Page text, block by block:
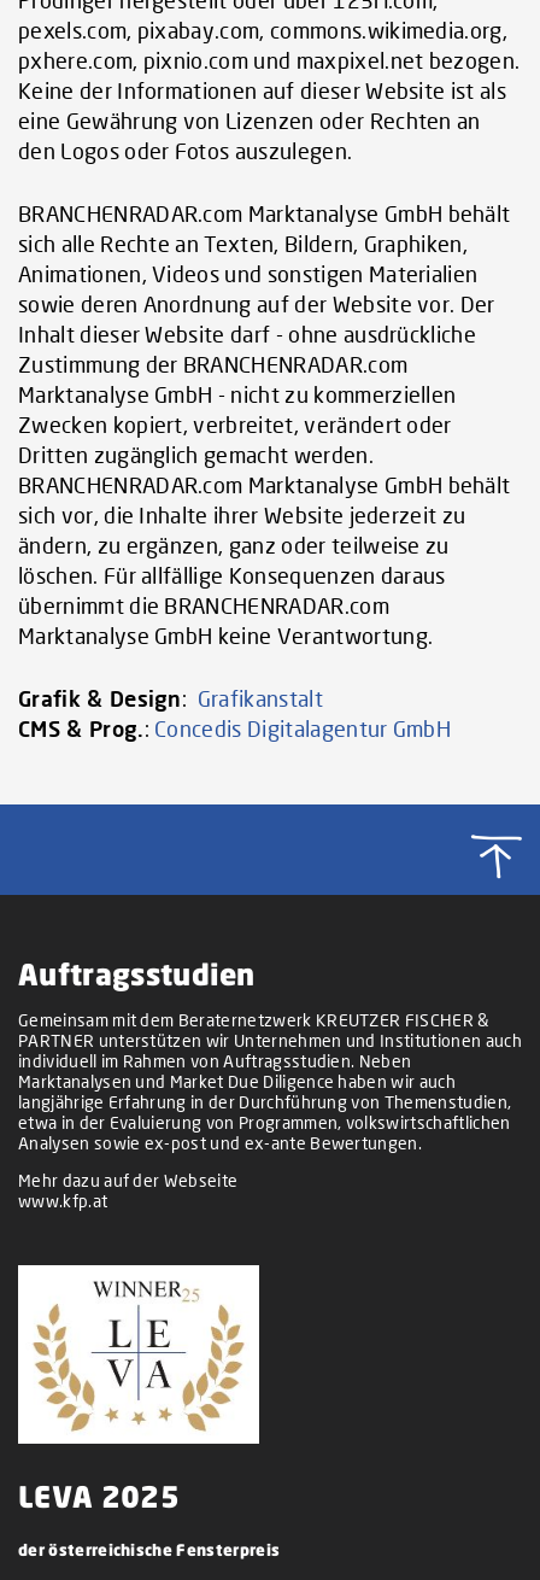
pexels.com, pixabay.com, commons.wikimedia.org,
pxhere.com, pixnio.com und maxpixel.net bezogen.
Keine der Informationen auf dieser Website ist als
eine Gewährung von Lizenzen oder Rechten an
den Logos oder Fotos auszulegen.
BRANCHENRADAR.com Marktanalyse GmbH behält
sich alle Rechte an Texten, Bildern, Graphiken,
Animationen, Videos und sonstigen Materialien
sowie deren Anordnung auf der Website vor. Der
Inhalt dieser Website darf - ohne ausdrückliche
Zustimmung der BRANCHENRADAR.com
Marktanalyse GmbH - nicht zu kommerziellen
Zwecken kopiert, verbreitet, verändert oder
Dritten zugänglich gemacht werden.
BRANCHENRADAR.com Marktanalyse GmbH behält
sich vor, die Inhalte ihrer Website jederzeit zu
ändern, zu ergänzen, ganz oder teilweise zu
löschen. Für allfällige Konsequenzen daraus
übernimmt die BRANCHENRADAR.com
Marktanalyse GmbH keine Verantwortung.
Grafik & Design: Grafikanstalt
CMS & Prog.: Concedis Digitalagentur GmbH
Auftragsstudien
Gemeinsam mit dem Beraternetzwerk KREUTZER FISCHER &
PARTNER unterstützen wir Unternehmen und Institutionen auch
individuell im Rahmen von Auftragsstudien. Neben
Marktanalysen und Market Due Diligence haben wir auch
langjährige Erfahrung in der Durchführung von Themenstudien,
etwa in der Evaluierung von Programmen, volkswirtschaftlichen
Analysen sowie ex-post und ex-ante Bewertungen.
Mehr dazu auf der Webseite
www.kfp.at
LEVA 2025
der österreichische Fensterpreis